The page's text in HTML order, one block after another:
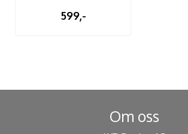
599,-
Om oss